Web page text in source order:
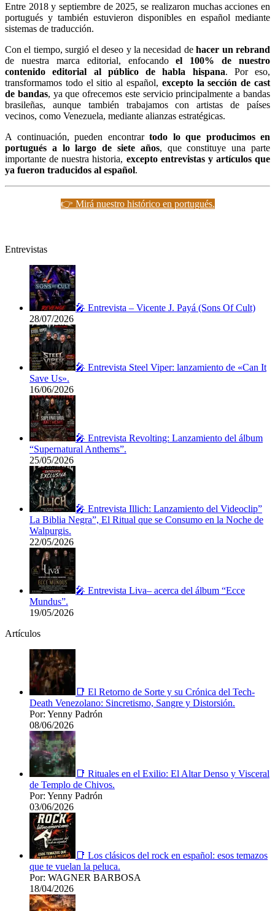
Entre 2018 y septiembre de 2025, se realizaron muchas acciones en
portugués y también estuvieron disponibles en español mediante
sistemas de traducción.
Con el tiempo, surgió el deseo y la necesidad dehacer un rebrand
de nuestra marca editorial, enfocandoel 100% de nuestro
contenido editorial al público de habla hispana. Por eso,
transformamos todo el sitio al español, excepto la sección de cast
de bandas, ya que ofrecemos este servicio principalmente a bandas
brasileñas, aunque también trabajamos con artistas de países
vecinos, como Venezuela, mediante alianzas estratégicas.
A continuación, pueden encontrar todo lo que producimos en
portugués a lo largo de siete años, que constituye una parte
importante de nuestra historia, excepto entrevistas y artículos que
ya fueron traducidos al español.
👉 Mirá nuestro histórico en portugués.
Entrevistas
🎤 Entrevista – Vicente J. Payá (Sons Of Cult)
28/07/2026
🎤 Entrevista Steel Viper: lanzamiento de «Can It
Save Us».
16/06/2026
🎤 Entrevista Revolting: Lanzamiento del álbum
“Supernatural Anthems”.
25/05/2026
🎤 Entrevista Illich: Lanzamiento del Videoclip”
La Biblia Negra”, El Ritual que se Consumo en la Noche de
Walpurgis.
22/05/2026
🎤 Entrevista Liva– acerca del álbum “Ecce
Mundus”.
19/05/2026
Artículos
📑 El Retorno de Sorte y su Crónica del Tech-
Death Venezolano: Sincretismo, Sangre y Distorsión.
Por: Yenny Padrón
08/06/2026
📑 Rituales en el Exilio: El Altar Denso y Visceral
de Templo de Chivos.
Por: Yenny Padrón
03/06/2026
📑 Los clásicos del rock en español: esos temazos
que te vuelan la peluca.
Por: WAGNER BARBOSA
18/04/2026